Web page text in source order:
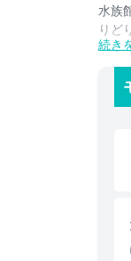
水族
りど
モ
に
も
た
続き